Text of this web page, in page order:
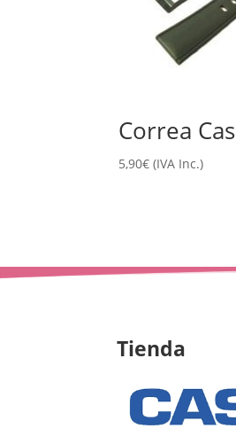
Correa
5,90€ (IVA Inc.)
Tienda